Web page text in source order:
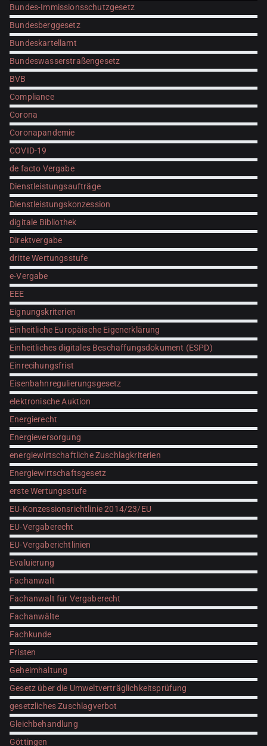
Bundes-Immissionsschutzgesetz
Bundesberggesetz
Bundeskartellamt
Bundeswasserstraßengesetz
BVB
Compliance
Corona
Coronapandemie
COVID-19
de facto Vergabe
Dienstleistungsaufträge
Dienstleistungskonzession
digitale Bibliothek
Direktvergabe
dritte Wertungsstufe
e-Vergabe
EEE
Eignungskriterien
Einheitliche Europäische Eigenerklärung
Einheitliches digitales Beschaffungsdokument (ESPD)
Einrecihungsfrist
Eisenbahnregulierungsgesetz
elektronische Auktion
Energierecht
Energieversorgung
energiewirtschaftliche Zuschlagkriterien
Energiewirtschaftsgesetz
erste Wertungsstufe
EU-Konzessionsrichtlinie 2014/23/EU
EU-Vergaberecht
EU-Vergaberichtlinien
Evaluierung
Fachanwalt
Fachanwalt für Vergaberecht
Fachanwälte
Fachkunde
Fristen
Geheimhaltung
Gesetz über die Umweltverträglichkeitsprüfung
gesetzliches Zuschlagverbot
Gleichbehandlung
Göttingen